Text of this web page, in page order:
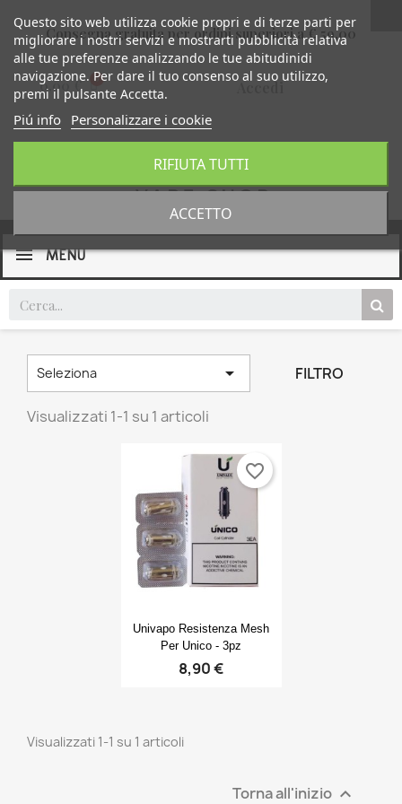
Consegna gratuita per ordini superiori a € 59,00
0,00 €
MENU
Seleziona  FILTRO
Visualizzati 1-1 su 1 articoli
Anteprima
Univapo Resistenza Mesh
Per Unico - 3pz
8,90 €
favorite_border
Visualizzati 1-1 su 1 articoli
Torna all'inizio 
Questo sito web utilizza cookie propri e di terze parti per
migliorare i nostri servizi e mostrarti pubblicità relativa
alle tue preferenze analizzando le tue abitudinidi
navigazione. Per dare il tuo consenso al suo utilizzo,
premi il pulsante Accetta.
Piú info Personalizzare i cookie
RIFIUTA TUTTI
ACCETTO